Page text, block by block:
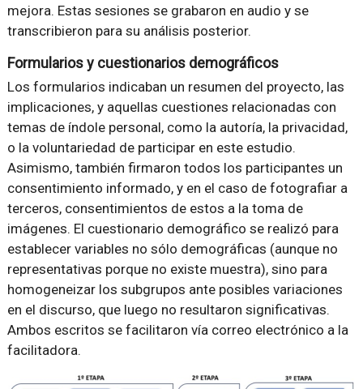
mejora. Estas sesiones se grabaron en audio y se
transcribieron para su análisis posterior.
Formularios y cuestionarios demográficos
Los formularios indicaban un resumen del proyecto, las
implicaciones, y aquellas cuestiones relacionadas con
temas de índole personal, como la autoría, la privacidad,
o la voluntariedad de participar en este estudio.
Asimismo, también firmaron todos los participantes un
consentimiento informado, y en el caso de fotografiar a
terceros, consentimientos de estos a la toma de
imágenes. El cuestionario demográfico se realizó para
establecer variables no sólo demográficas (aunque no
representativas porque no existe muestra), sino para
homogeneizar los subgrupos ante posibles variaciones
en el discurso, que luego no resultaron significativas.
Ambos escritos se facilitaron vía correo electrónico a la
facilitadora.